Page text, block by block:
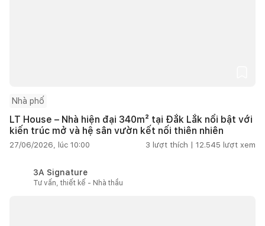
Nhà phố
LT House – Nhà hiện đại 340m² tại Đắk Lắk nổi bật với
kiến trúc mở và hệ sân vườn kết nối thiên nhiên
27/06/2026, lúc 10:00 3 lượt thích | 12.545 lượt xem
3A Signature
Tư vấn, thiết kế - Nhà thầu